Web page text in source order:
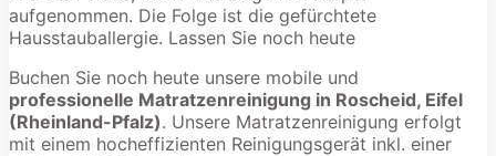
aufgenommen. Die Folge ist die gefürchtete
Hausstauballergie. Lassen Sie noch heute
Buchen Sie noch heute unsere mobile und
professionelle Matratzenreinigung in Roscheid, Eifel
(Rheinland-Pfalz). Unsere Matratzenreinigung erfolgt
mit einem hocheffizienten Reinigungsgerät inkl. einer